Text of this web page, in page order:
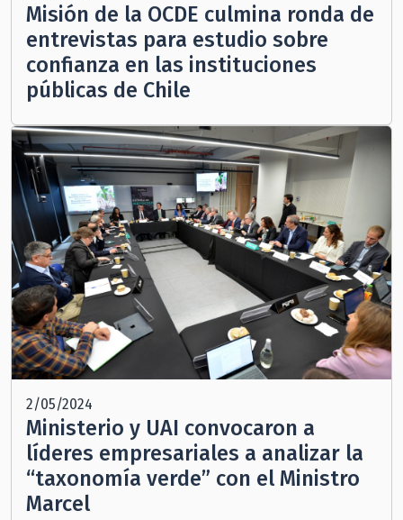
Misión de la OCDE culmina ronda de
entrevistas para estudio sobre
confianza en las instituciones
públicas de Chile
2/05/2024
Ministerio y UAI convocaron a
líderes empresariales a analizar la
“taxonomía verde” con el Ministro
Marcel